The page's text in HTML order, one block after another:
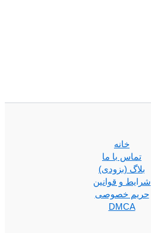
خانه
تماس با ما
بلاگ (بزودی)
شرایط و قوانین
حریم خصوصی
DMCA